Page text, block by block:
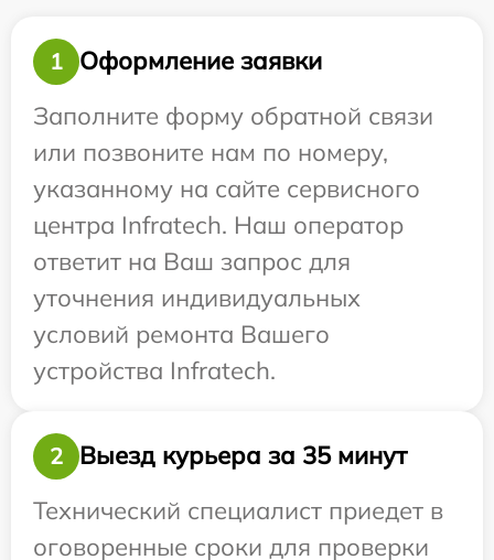
1
Оформление заявки
Заполните форму обратной связи
или позвоните нам по номеру,
указанному на сайте сервисного
центра Infratech. Наш оператор
ответит на Ваш запрос для
уточнения индивидуальных
условий ремонта Вашего
устройства Infratech.
2
Выезд курьера за 35 минут
Технический специалист приедет в
оговоренные сроки для проверки